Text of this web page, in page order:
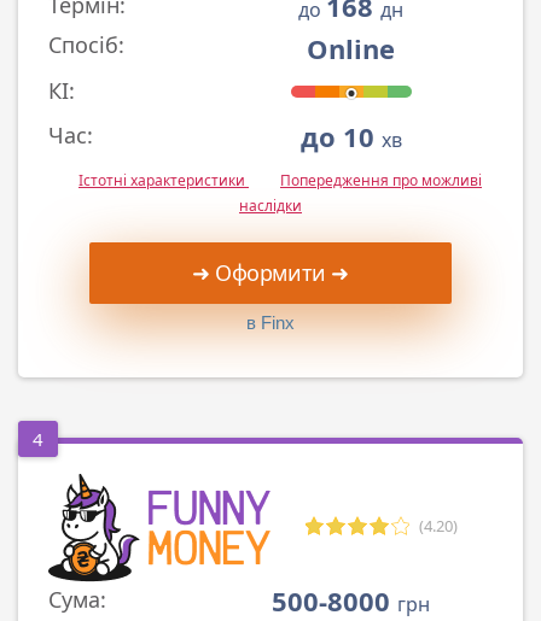
до дн
Спосіб: Online
КІ:
Час:
до 10 хв
Істотні характеристики
Попередження про можливі
наслідки
➜ Оформити ➜
в Finx
4
(4.20)
Сума: 500-8000 грн